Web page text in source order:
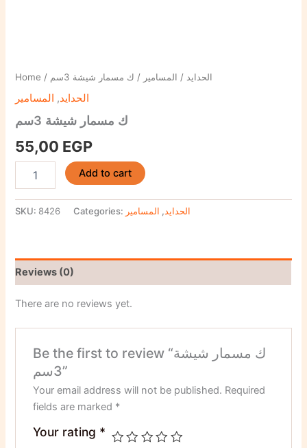
Home / الحدايد / المسامير / ك مسمار شيشة 3سم
الحدايد, المسامير
ك مسمار شيشة 3سم
55,00 EGP
Add to cart
SKU: 8426 Categories: الحدايد, المسامير
Reviews (0)
There are no reviews yet.
Be the first to review “ك مسمار شيشة
3سم”
Your email address will not be published. Required
fields are marked *
Your rating *